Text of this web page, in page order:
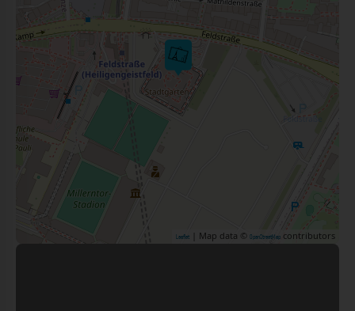
Leaflet | Map data © OpenStreetMap contributors